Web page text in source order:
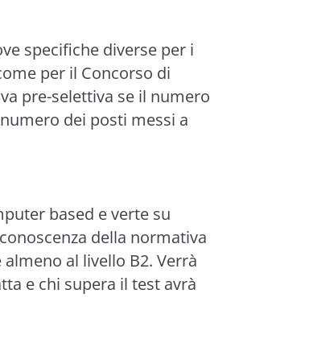
specifiche diverse per i
per il Concorso di
pre-selettiva se il numero
dei posti messi a
based e verte su
della normativa
al livello B2. Verrà
e chi supera il test avrà